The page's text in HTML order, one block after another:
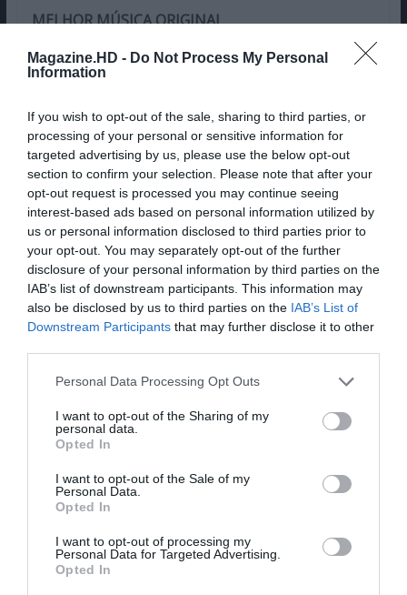
Magazine.HD - Do Not Process My Personal
Information
If you wish to opt-out of the sale, sharing to third parties, or
processing of your personal or sensitive information for
targeted advertising by us, please use the below opt-out
section to confirm your selection. Please note that after your
opt-out request is processed you may continue seeing
interest-based ads based on personal information utilized by
us or personal information disclosed to third parties prior to
your opt-out. You may separately opt-out of the further
disclosure of your personal information by third parties on the
IAB’s list of downstream participants. This information may
also be disclosed by us to third parties on the IAB’s List of
Downstream Participants that may further disclose it to other
Personal Data Processing Opt Outs
I want to opt-out of the Sharing of my
personal data.
Opted In
I want to opt-out of the Sale of my
Personal Data.
Opted In
I want to opt-out of processing my
Personal Data for Targeted Advertising.
Opted In
MELHOR MÚSICA ORIGINAL
Assim Nasce Uma Estrela
“A Favorita” – Deborah Davis, Tony McNamara
MELHOR GUARDA-ROUPA
“A Favorita”
MELHOR FILME DE LÍNGUA NÃO INGLESA
“Roma”, México
MELHOR ATOR SECUNDÁRIO
MELHORES EFEITOS VISUAIS
“Black Panther”
MELHOR CINEASTA BRITÂNICO ESTREANTE
“Beast” – Michael Pearce, Lauren Dark
MELHOR FOTOGRAFIA